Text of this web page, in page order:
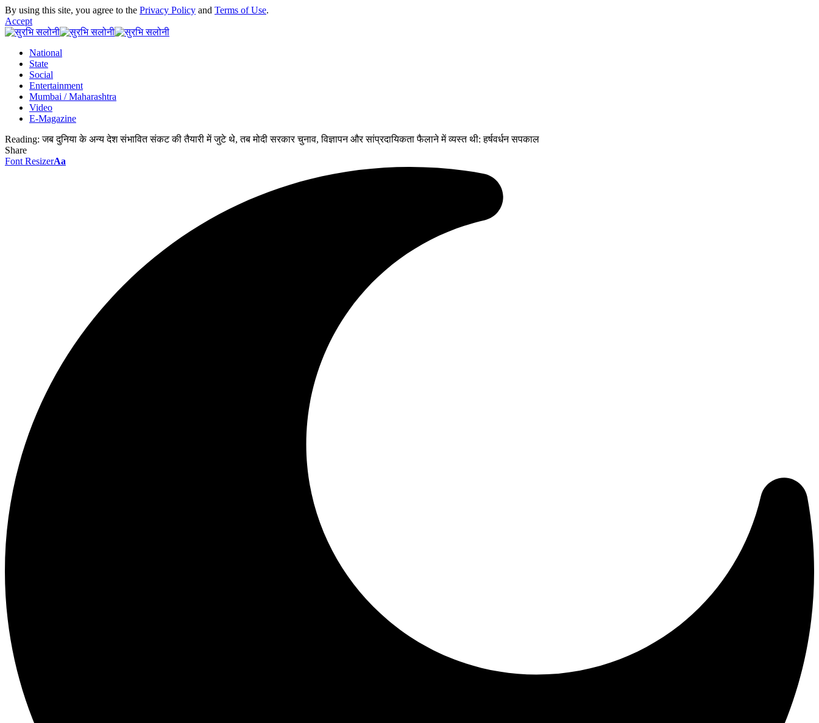
By using this site, you agree to the Privacy Policy and Terms of Use.
Accept
National
State
Social
Entertainment
Mumbai / Maharashtra
Video
E-Magazine
Reading: जब दुनिया के अन्य देश संभावित संकट की तैयारी में जुटे थे, तब मोदी सरकार चुनाव, विज्ञापन और सांप्रदायिकता फैलाने में व्यस्त थी: हर्षवर्धन सपकाल
Share
Font ResizerAa